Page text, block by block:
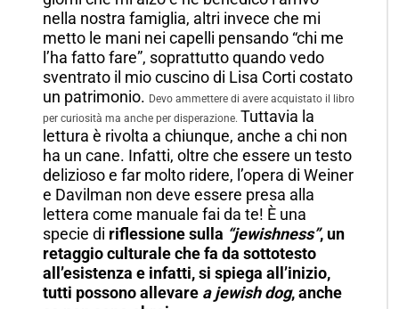
nella nostra famiglia, altri invece che mi
metto le mani nei capelli pensando “chi me
l’ha fatto fare”, soprattutto quando vedo
sventrato il mio cuscino di Lisa Corti costato
un patrimonio. Devo ammettere di avere acquistato il libro
per curiosità ma anche per disperazione. Tuttavia la
lettura è rivolta a chiunque, anche a chi non
ha un cane. Infatti, oltre che essere un testo
delizioso e far molto ridere, l’opera di Weiner
e Davilman non deve essere presa alla
lettera come manuale fai da te! È una
specie di riflessione sulla “jewishness”, un
retaggio culturale che fa da sottotesto
all’esistenza e infatti, si spiega all’inizio,
tutti possono allevare a jewish dog, anche